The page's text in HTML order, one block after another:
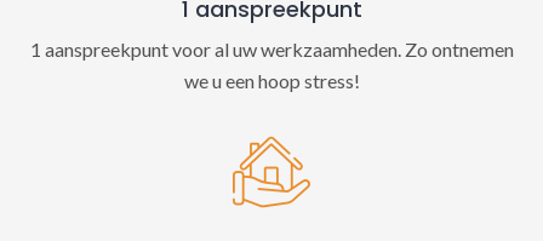
1 aanspreekpunt
1 aanspreekpunt voor al uw werkzaamheden. Zo ontnemen
we u een hoop stress!